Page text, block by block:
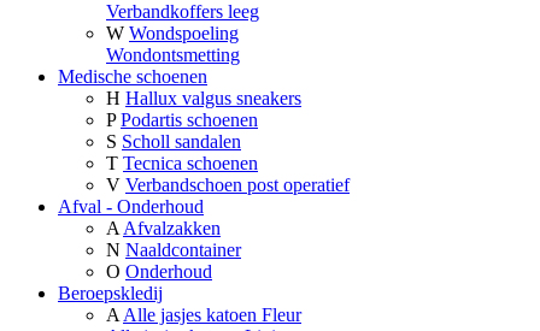
Verbandkoffers leeg
W Wondspoeling
Wondontsmetting
Medische schoenen
H Hallux valgus sneakers
P Podartis schoenen
S Scholl sandalen
T Tecnica schoenen
V Verbandschoen post operatief
Afval - Onderhoud
A Afvalzakken
N Naaldcontainer
O Onderhoud
Beroepskledij
A Alle jasjes katoen Fleur